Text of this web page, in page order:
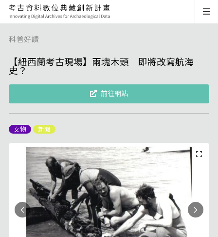
科普好讀
【紐西蘭考古現場】兩塊木頭 即將改寫航海
史？
前往網站
文物 新聞